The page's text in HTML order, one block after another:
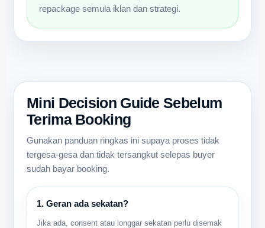
repackage semula iklan dan strategi.
Mini Decision Guide Sebelum
Terima Booking
Gunakan panduan ringkas ini supaya proses tidak
tergesa-gesa dan tidak tersangkut selepas buyer
sudah bayar booking.
1. Geran ada sekatan?
Jika ada, consent atau longgar sekatan perlu disemak